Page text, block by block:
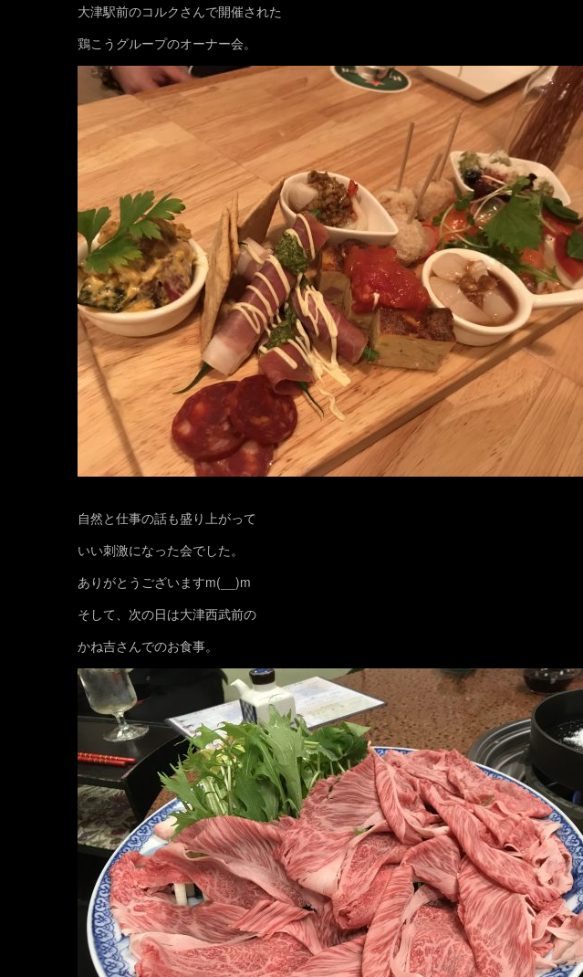
大津駅前のコルクさんで開催された
鶏こうグループのオーナー会。
自然と仕事の話も盛り上がって
いい刺激になった会でした。
ありがとうございますm(__)m
そして、次の日は大津西武前の
かね吉さんでのお食事。